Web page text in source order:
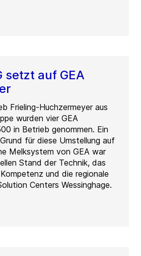
setzt auf GEA
Frieling-Huchzermeyer aus
wurden vier GEA
in Betrieb genommen. Ein
für diese Umstellung auf
Melksystem von GEA war
Stand der Technik, das
und die regionale
Centers Wessinghage.